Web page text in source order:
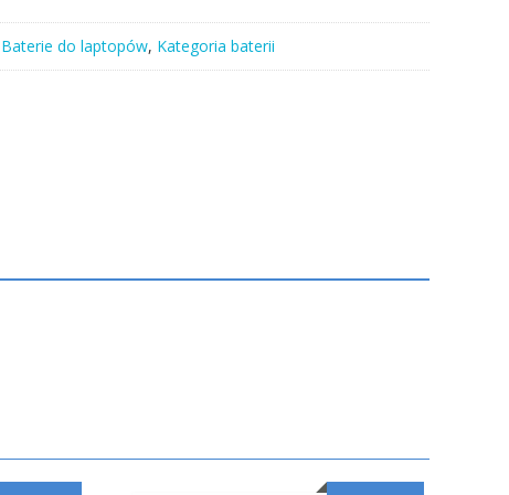
Baterie do laptopów, Kategoria baterii